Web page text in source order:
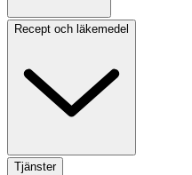
Recept och läkemedel
Tjänster